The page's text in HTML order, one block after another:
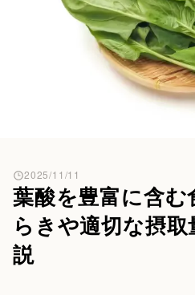
葉酸を豊富に含
らきや適切な摂
説
2025/11/11